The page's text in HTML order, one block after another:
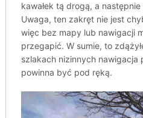
kawałek tą drogą, a
Uwaga, ten zakręt nie jest
więc bez mapy lub nawigacji
przegapić. W sumie, to
szlakach nizinnych nawigacja
powinna być pod ręką.